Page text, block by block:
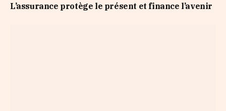
L’assurance protège le présent et finance l’avenir